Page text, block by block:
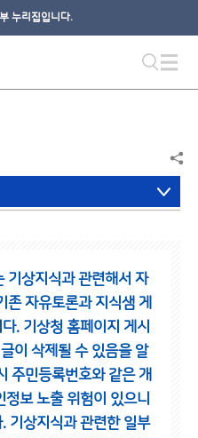
누리집입니다.
기상지식과 관련해서 자
존 자유토론과 지식샘 게
. 기상청 홈페이지 게시
이 삭제될 수 있음을 알
주민등록번호와 같은 개
보 노출 위험이 있으니
. 기상지식과 관련한 일부